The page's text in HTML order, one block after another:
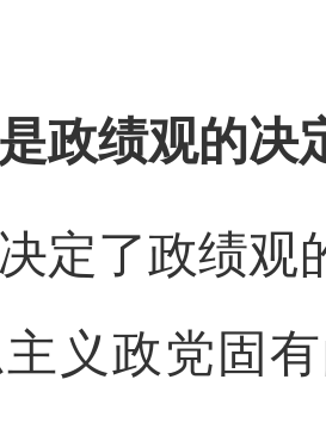
政绩观的决
定了政绩观
义政党固